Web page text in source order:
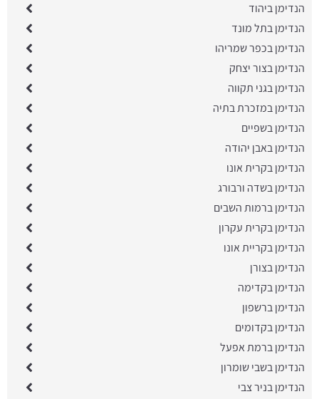
הנדימן ביהוד
הנדימן בתל מונד
הנדימן בכפר שמריהו
הנדימן בצור יצחק
הנדימן בגני תקווה
הנדימן במזכרת בתיה
הנדימן בשפיים
הנדימן באבן יהודה
הנדימן בקרית אונו
הנדימן בשדה ורבורג
הנדימן ברמות השבים
הנדימן בקרית עקרון
הנדימן בקריית אונו
הנדימן בצורן
הנדימן בקדימה
הנדימן ברשפון
הנדימן בקדומים
הנדימן ברמת אפעל
הנדימן בשבי שומרון
הנדימן בניר צבי